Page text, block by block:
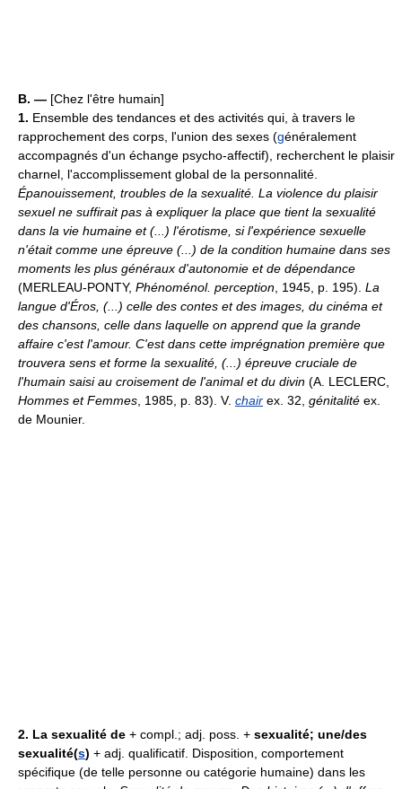
B. — [Chez l'être humain]
1. Ensemble des tendances et des activités qui, à travers le
rapprochement des corps, l'union des sexes (généralement
accompagnés d'un échange psycho-affectif), recherchent le plaisir
charnel, l'accomplissement global de la personnalité.
Épanouissement, troubles de la sexualité. La violence du plaisir
sexuel ne suffirait pas à expliquer la place que tient la sexualité
dans la vie humaine et (...) l'érotisme, si l'expérience sexuelle
n'était comme une épreuve (...) de la condition humaine dans ses
moments les plus généraux d'autonomie et de dépendance
(MERLEAU-PONTY, Phénoménol. perception , 1945, p. 195). La
langue d'Éros, (...) celle des contes et des images, du cinéma et
des chansons, celle dans laquelle on apprend que la grande
affaire c'est l'amour. C'est dans cette imprégnation première que
trouvera sens et forme la sexualité, (...) épreuve cruciale de
l'humain saisi au croisement de l'animal et du divin (A. LECLERC,
Hommes et Femmes , 1985, p. 83). V. chair ex. 32, génitalité ex.
de Mounier.
2. La sexualité de + compl.; adj. poss. + sexualité; une/des
sexualité(s) + adj. qualificatif. Disposition, comportement
spécifique (de telle personne ou catégorie humaine) dans les